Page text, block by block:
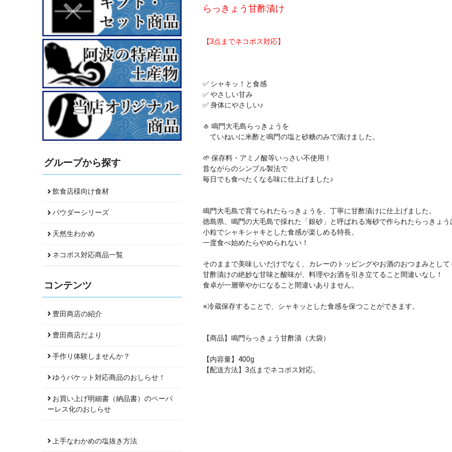
らっきょう甘酢漬け
【3点までネコポス対応】
✅ シャキッ！と食感
✅ やさしい甘み
✅ 身体にやさしい♪
🧄 鳴門大毛島らっきょうを
ていねいに米酢と鳴門の塩と砂糖のみで漬けました。
🌱 保存料・アミノ酸等いっさい不使用！
昔ながらのシンプル製法で
毎日でも食べたくなる味に仕上げました♪
鳴門大毛島で育てられたらっきょうを、丁寧に甘酢漬けに仕上げました。
徳島県、鳴門の大毛島で採れた「銀砂」と呼ばれる海砂で作られたらっきょう
小粒でシャキシャキとした食感が楽しめる特長。
一度食べ始めたらやめられない！
そのままで美味しいだけでなく、カレーのトッピングやお酒のおつまみとして
甘酢漬けの絶妙な甘味と酸味が、料理やお酒を引き立てること間違いなし！
食卓が一層華やかになること間違いありません。
※冷蔵保存することで、シャキッとした食感を保つことができます。
【商品】鳴門らっきょう甘酢漬（大袋）
【内容量】400g
【配送方法】3点までネコポス対応。
グループから探す
飲食店様向け食材
パウダーシリーズ
天然生わかめ
ネコポス対応商品一覧
コンテンツ
豊田商店の紹介
豊田商店だより
手作り体験しませんか？
ゆうパケット対応商品のおしらせ！
お買い上げ明細書（納品書）のペーパ
ーレス化のおしらせ
上手なわかめの塩抜き方法